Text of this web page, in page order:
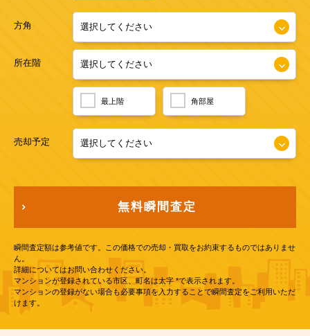
方角
所在階
最上階 角部屋
売却予定
無料瞬間査定
瞬間査定額は参考値です。この価格での売却・買取をお約束するものではありませ
ん。
詳細についてはお問い合わせください。
マンションが登録されている市区、町名は太字 *で表示されます。
マンションの登録がない場合も必要事項を入力することで瞬間査定をご利用いただ
けます。